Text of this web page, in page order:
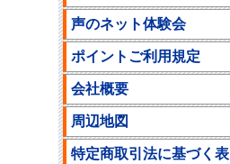
声のネット体験会
ポイントご利用規定
会社概要
周辺地図
特定商取引法に基づく表